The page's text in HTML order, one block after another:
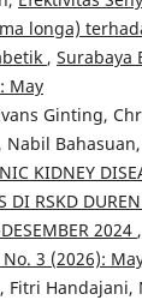
longa)
, Surabaya
May
Ginting,
Nabil Bahasuan,
KIDNEY
DI RSKD
2024 ,
3 (2026):
Fitri Handajani,